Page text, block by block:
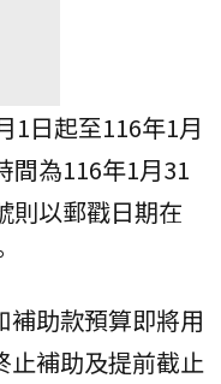
1日起至116年1月
間為116年1月31
則以郵戳日期在
助款預算即將用
止補助及提前截止